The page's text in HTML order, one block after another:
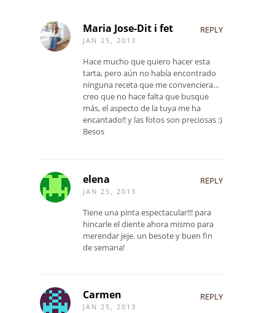
Maria Jose-Dit i fet
JAN 25, 2013
REPLY
Hace mucho que quiero hacer esta
tarta, pero aún no había encontrado
ninguna receta que me convenciera…
creo que no hace falta que busque
más, el aspecto de la tuya me ha
encantado!! y las fotos son preciosas :)
Besos
elena
JAN 25, 2013
REPLY
Tiene una pinta espectacular!!! para
hincarle el diente ahora mismo para
merendar jeje. un besote y buen fin
de semana!
Carmen
JAN 25, 2013
REPLY